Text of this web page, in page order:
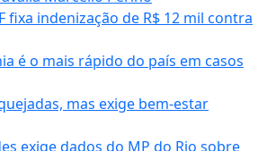
fixa indenização de R$ 12 mil contra
é o mais rápido do país em casos
mas exige bem-estar
exige dados do MP do Rio sobre